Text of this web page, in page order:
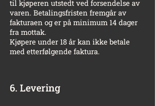
til kjøperen utstedt ved forsendelse av
varen. Betalingsfristen fremgår av
fakturaen og er på minimum 14 dager
fra mottak.
Kjøpere under 18 år kan ikke betale
med etterfølgende faktura.
6. Levering